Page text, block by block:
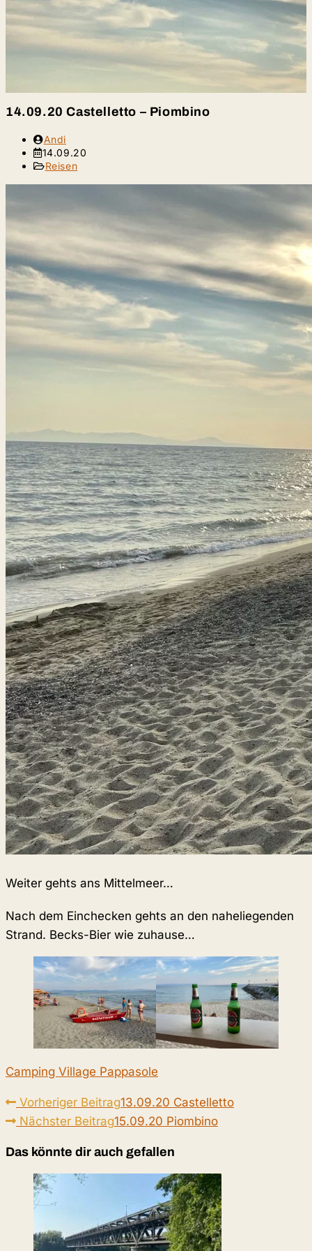
14.09.20 Castelletto – Piombino
Beitrags-
Autor:
Andi
Beitrag
veröffentlicht:
14.09.20
Beitrags-
Reisen
Weiter gehts ans Mittelmeer…
Nach dem Einchecken gehts an den naheliegenden
Strand. Becks-Bier wie zuhause…
Camping Village Pappasole
Weitere
Artikel
Vorheriger Beitrag13.09.20 Castelletto
Nächster Beitrag15.09.20 Piombino
Das könnte dir auch gefallen